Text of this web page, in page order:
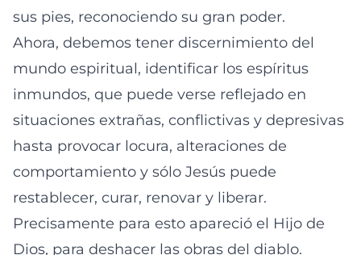
sus pies, reconociendo su gran poder.
Ahora, debemos tener discernimiento del
mundo espiritual, identificar los espíritus
inmundos, que puede verse reflejado en
situaciones extrañas, conflictivas y depresivas
hasta provocar locura, alteraciones de
comportamiento y sólo Jesús puede
restablecer, curar, renovar y liberar.
Precisamente para esto apareció el Hijo de
Dios, para deshacer las obras del diablo.